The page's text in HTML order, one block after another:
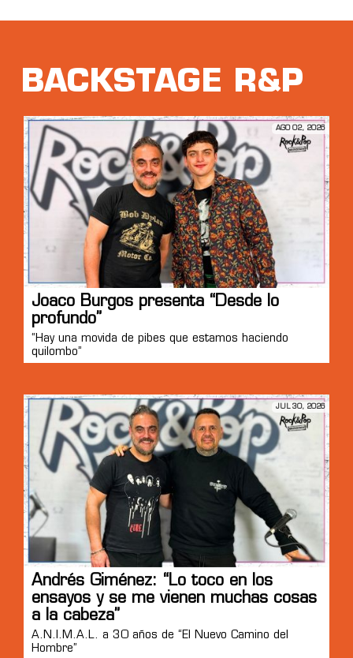
BACKSTAGE R&P
AGO 02, 2026
Joaco Burgos presenta “Desde lo
profundo”
“Hay una movida de pibes que estamos haciendo
quilombo”
JUL 30, 2026
Andrés Giménez: “Lo toco en los
ensayos y se me vienen muchas cosas
a la cabeza”
A.N.I.M.A.L. a 30 años de “El Nuevo Camino del
Hombre”